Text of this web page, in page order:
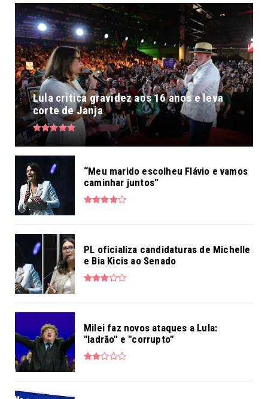
Lula critica gravidez aos 16 anos e leva
corte de Janja
“Meu marido escolheu Flávio e vamos
caminhar juntos”
PL oficializa candidaturas de Michelle
e Bia Kicis ao Senado
Milei faz novos ataques a Lula:
"ladrão" e "corrupto"